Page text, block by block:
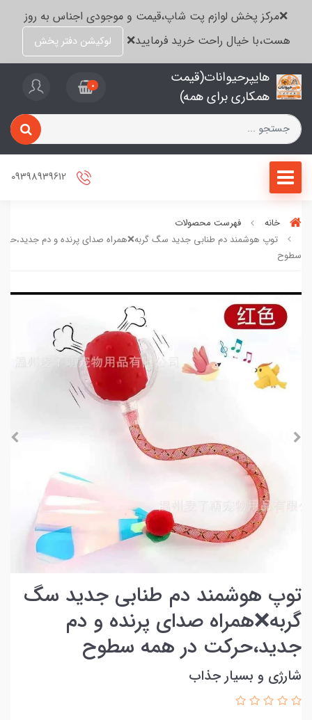
❌مرکز پخش لوازم پت شاپ،قیمت و موجودی اجناس به روز
هست،با خیال راحت خرید فرمایید❌
لوکیشن دفتر پخش
هایپرحیوانات(قیمت
همکاری برای همه)
0
خانه
فهرست محصولات
توپ هوشمند دم طنابی جدید سگ گربه❌همراه صدای پرنده و دم
سطوح
توپ هوشمند دم طنابی جدید سگ
گربه❌همراه صدای پرنده و دم
جدید،حرکت در همه سطوح
شارژی و بسیار جذاب